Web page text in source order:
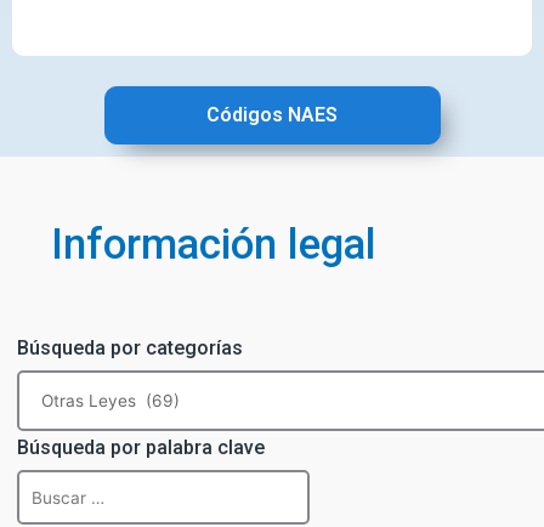
Códigos NAES
Información legal
Búsqueda por categorías
Búsqueda por palabra clave